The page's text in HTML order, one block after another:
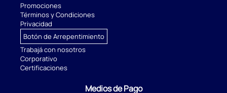
Promociones
Términos y Condiciones
Privacidad
Botón de Arrepentimiento
Trabajá con nosotros
Corporativo
Certificaciones
Medios de Pago